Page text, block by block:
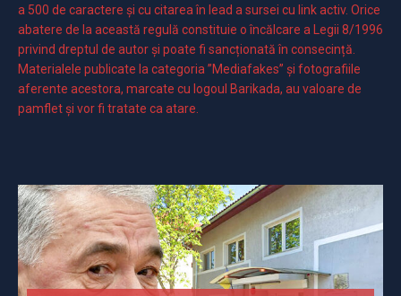
a 500 de caractere şi cu citarea în lead a sursei cu link activ. Orice
abatere de la această regulă constituie o încălcare a Legii 8/1996
privind dreptul de autor și poate fi sancționată în consecință.
Materialele publicate la categoria ”Mediafakes” și fotografiile
aferente acestora, marcate cu logoul Barikada, au valoare de
pamflet și vor fi tratate ca atare.